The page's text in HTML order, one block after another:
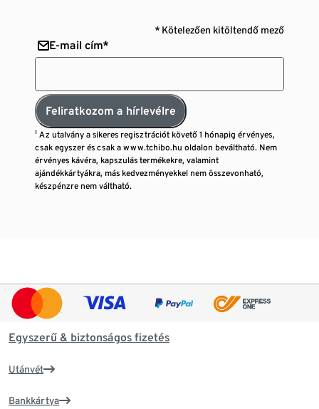
* Kötelezően kitöltendő mező
E-mail cím*
Feliratkozom a hírlevélre
¹ Az utalvány a sikeres regisztrációt követő 1 hónapig érvényes,
csak egyszer és csak a www.tchibo.hu oldalon beváltható. Nem
érvényes kávéra, kapszulás termékekre, valamint
ajándékkártyákra, más kedvezményekkel nem összevonható,
készpénzre nem váltható.
Egyszerű & biztonságos fizetés
Utánvét
Bankkártya